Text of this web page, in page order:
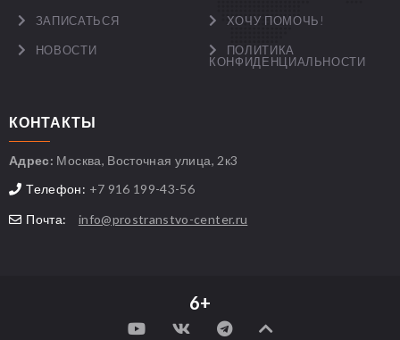
ЗАПИСАТЬСЯ ХОЧУ ПОМОЧЬ!
НОВОСТИ
ПОЛИТИКА
КОНФИДЕНЦИАЛЬНОСТИ
КОНТАКТЫ
Адрес: Москва, Восточная улица, 2к3
Телефон: +7 916 199-43-56
Почта:
info@prostranstvo-center.ru
6+